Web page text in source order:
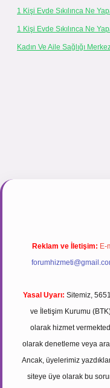
1 Kişi Evde Sıkılınca Ne
1 Kişi Evde Sıkılınca Ne
Kadın Ve Aile Sağlığı
Reklam ve İletişim: E-
Yasal Uyarı: Sitemiz,
ve İletişim Kurumu
olarak hizmet
olarak denetleme veya
Ancak, üyelerimiz
siteye üye olarak bu